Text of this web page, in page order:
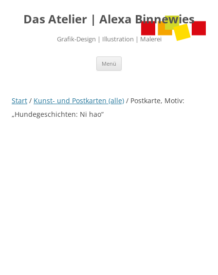
Das Atelier | Alexa Binnewies
Grafik-Design | Illustration | Malerei
Menü
Start / Kunst- und Postkarten (alle) / Postkarte, Motiv:
„Hundegeschichten: Ni hao“